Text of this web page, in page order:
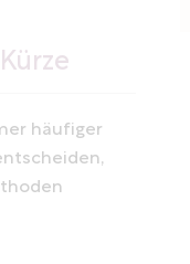
häufiger